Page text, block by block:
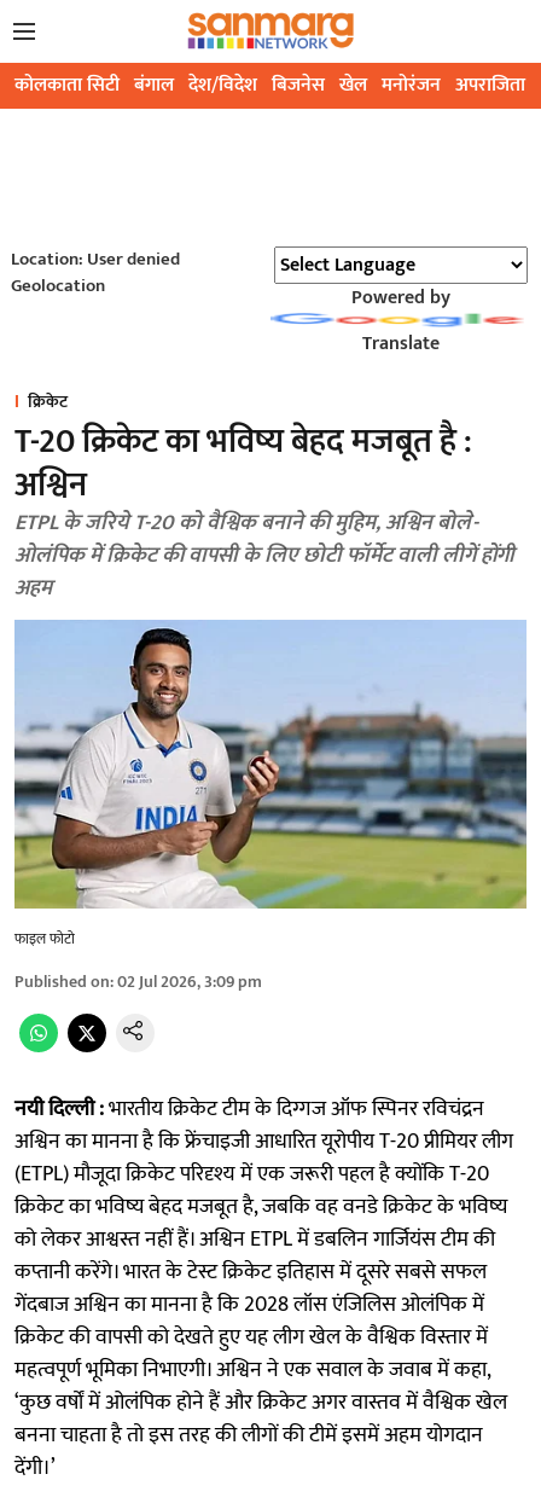
कोलकाता सिटी बंगाल देश/विदेश बिजनेस खेल मनोरंजन अपराजिता
Location: User denied
Geolocation
Powered by
Translate
क्रिकेट
T-20 क्रिकेट का भविष्य बेहद मजबूत है :
अश्विन
ETPL के जरिये T-20 को वैश्विक बनाने की मुहिम, अश्विन बोले-
ओलंपिक में क्रिकेट की वापसी के लिए छोटी फॉर्मेट वाली लीगें होंगी
अहम
फाइल फोटो
Published on:02 Jul 2026, 3:09 pm
नयी दिल्ली :भारतीय क्रिकेट टीम के दिग्गज ऑफ स्पिनर रविचंद्रन
अश्विन का मानना है कि फ्रेंचाइजी आधारित यूरोपीय T-20 प्रीमियर लीग
(ETPL) मौजूदा क्रिकेट परिदृश्य में एक जरूरी पहल है क्योंकि T-20
क्रिकेट का भविष्य बेहद मजबूत है, जबकि वह वनडे क्रिकेट के भविष्य
को लेकर आश्वस्त नहीं हैं। अश्विन ETPL में डबलिन गार्जियंस टीम की
कप्तानी करेंगे। भारत के टेस्ट क्रिकेट इतिहास में दूसरे सबसे सफल
गेंदबाज अश्विन का मानना है कि 2028 लॉस एंजिलिस ओलंपिक में
क्रिकेट की वापसी को देखते हुए यह लीग खेल के वैश्विक विस्तार में
महत्वपूर्ण भूमिका निभाएगी। अश्विन ने एक सवाल के जवाब में कहा,
‘कुछ वर्षों में ओलंपिक होने हैं और क्रिकेट अगर वास्तव में वैश्विक खेल
बनना चाहता है तो इस तरह की लीगों की टीमें इसमें अहम योगदान
देंगी।’